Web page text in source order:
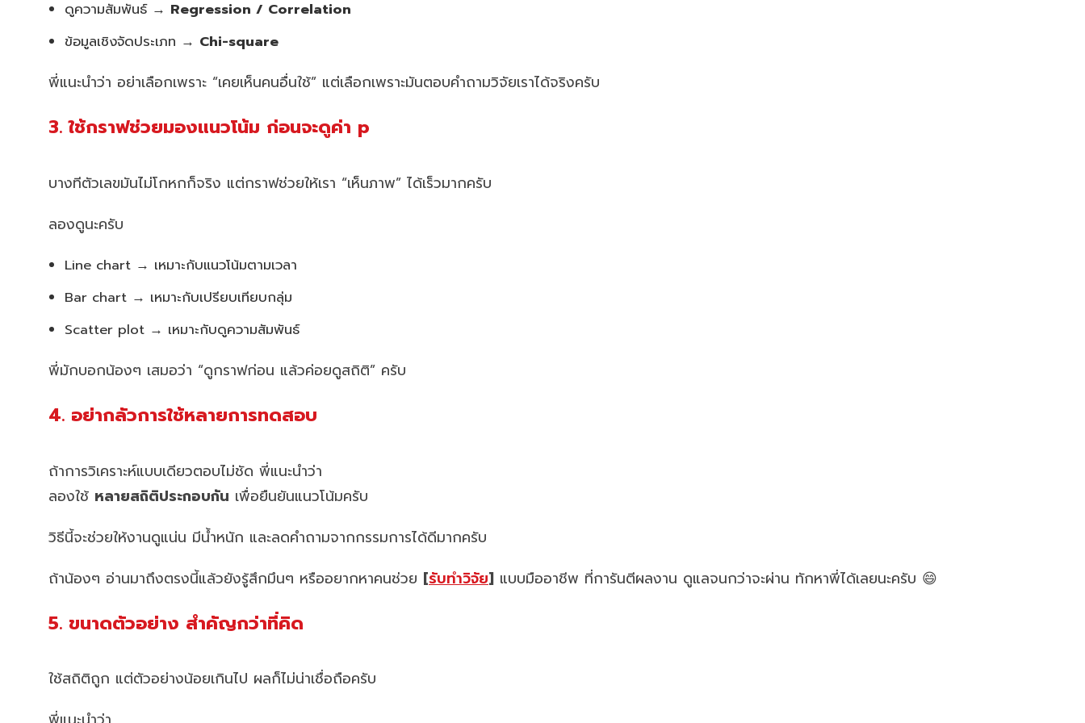
ดูความสัมพันธ์ → Regression / Correlation
ข้อมูลเชิงจัดประเภท → Chi-square
พี่แนะนำว่า อย่าเลือกเพราะ “เคยเห็นคนอื่นใช้” แต่เลือกเพราะมันตอบคำถามวิจัยเราได้จริงครับ
3. ใช้กราฟช่วยมองแนวโน้ม ก่อนจะดูค่า p
บางทีตัวเลขมันไม่โกหกก็จริง แต่กราฟช่วยให้เรา “เห็นภาพ” ได้เร็วมากครับ
ลองดูนะครับ
Line chart → เหมาะกับแนวโน้มตามเวลา
Bar chart → เหมาะกับเปรียบเทียบกลุ่ม
Scatter plot → เหมาะกับดูความสัมพันธ์
พี่มักบอกน้องๆ เสมอว่า “ดูกราฟก่อน แล้วค่อยดูสถิติ” ครับ
4. อย่ากลัวการใช้หลายการทดสอบ
ถ้าการวิเคราะห์แบบเดียวตอบไม่ชัด พี่แนะนำว่า
ลองใช้ หลายสถิติประกอบกัน เพื่อยืนยันแนวโน้มครับ
วิธีนี้จะช่วยให้งานดูแน่น มีน้ำหนัก และลดคำถามจากกรรมการได้ดีมากครับ
ถ้าน้องๆ อ่านมาถึงตรงนี้แล้วยังรู้สึกมึนๆ หรืออยากหาคนช่วย [รับทำวิจัย] แบบมืออาชีพ ที่การันตีผลงาน ดูแลจนกว่าจะผ่าน ทักหาพี่ได้เลยนะครับ 😄
5. ขนาดตัวอย่าง สำคัญกว่าที่คิด
ใช้สถิติถูก แต่ตัวอย่างน้อยเกินไป ผลก็ไม่น่าเชื่อถือครับ